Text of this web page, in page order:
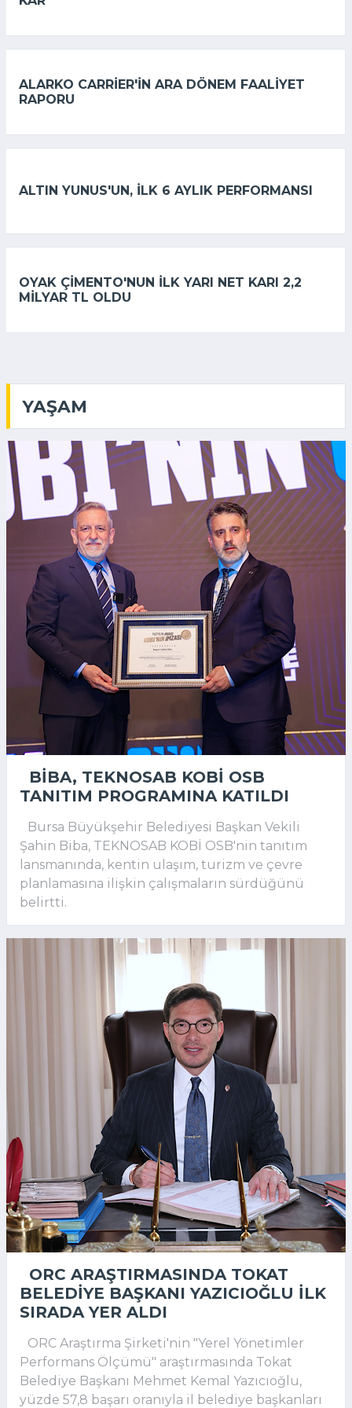
ALARKO CARRIER'IN ARA DÖNEM FAALIYET
RAPORU
ALTIN YUNUS'UN, ILK 6 AYLIK PERFORMANSI
OYAK ÇIMENTO'NUN ILK YARI NET KARI 2,2
MILYAR TL OLDU
YAŞAM
BIBA, TEKNOSAB KOBİ OSB
TANITIM PROGRAMINA KATILDI
Bursa Büyükşehir Belediyesi Başkan Vekili
Şahin Biba, TEKNOSAB KOBİ OSB'nin tanıtım
lansmanında, kentin ulaşım, turizm ve çevre
planlamasına ilişkin çalışmaların sürdüğünü
belirtti.
ORC ARAŞTIRMASINDA TOKAT
BELEDIYE BAŞKANI YAZICIOĞLU ILK
SIRADA YER ALDI
ORC Araştırma Şirketi'nin "Yerel Yönetimler
Performans Ölçümü" araştırmasında Tokat
Belediye Başkanı Mehmet Kemal Yazıcıoğlu,
yüzde 57,8 başarı oranıyla il belediye başkanları